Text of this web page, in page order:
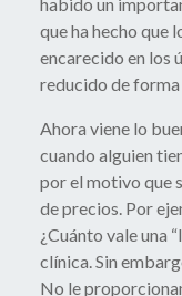
habido un
que ha hecho que
encarecido en los
reducido de
Ahora viene lo
cuando alguien
por el motivo que
de precios. Por
¿Cuánto vale una
clínica. Sin
No le